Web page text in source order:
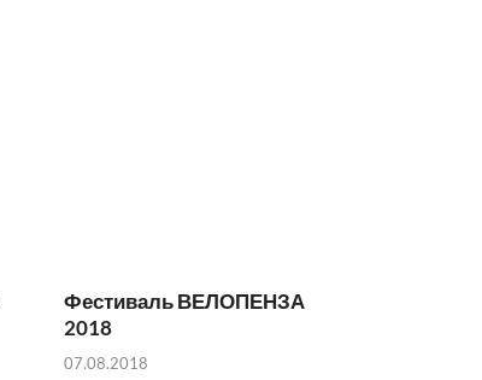
Фестиваль ВЕЛОПЕНЗА
2018
07.08.2018